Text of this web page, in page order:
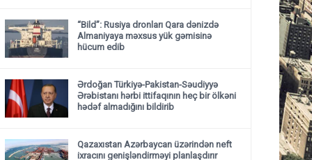
“Bild”: Rusiya dronları Qara dənizdə
Almaniyaya məxsus yük gəmisinə
hücum edib
Ərdoğan Türkiyə-Pakistan-Səudiyyə
Ərəbistanı hərbi ittifaqının heç bir ölkəni
hədəf almadığını bildirib
Qazaxıstan Azərbaycan üzərindən neft
ixracını genişləndirməyi planlaşdırır